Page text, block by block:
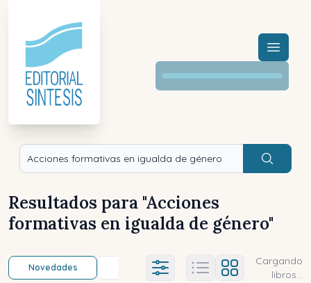
Menú
Buscar
Resultados para "Acciones
formativas en igualda de género"
Novedades Título (a-z) Título (z-a)
Ajustes abierto
Cargando
libros...